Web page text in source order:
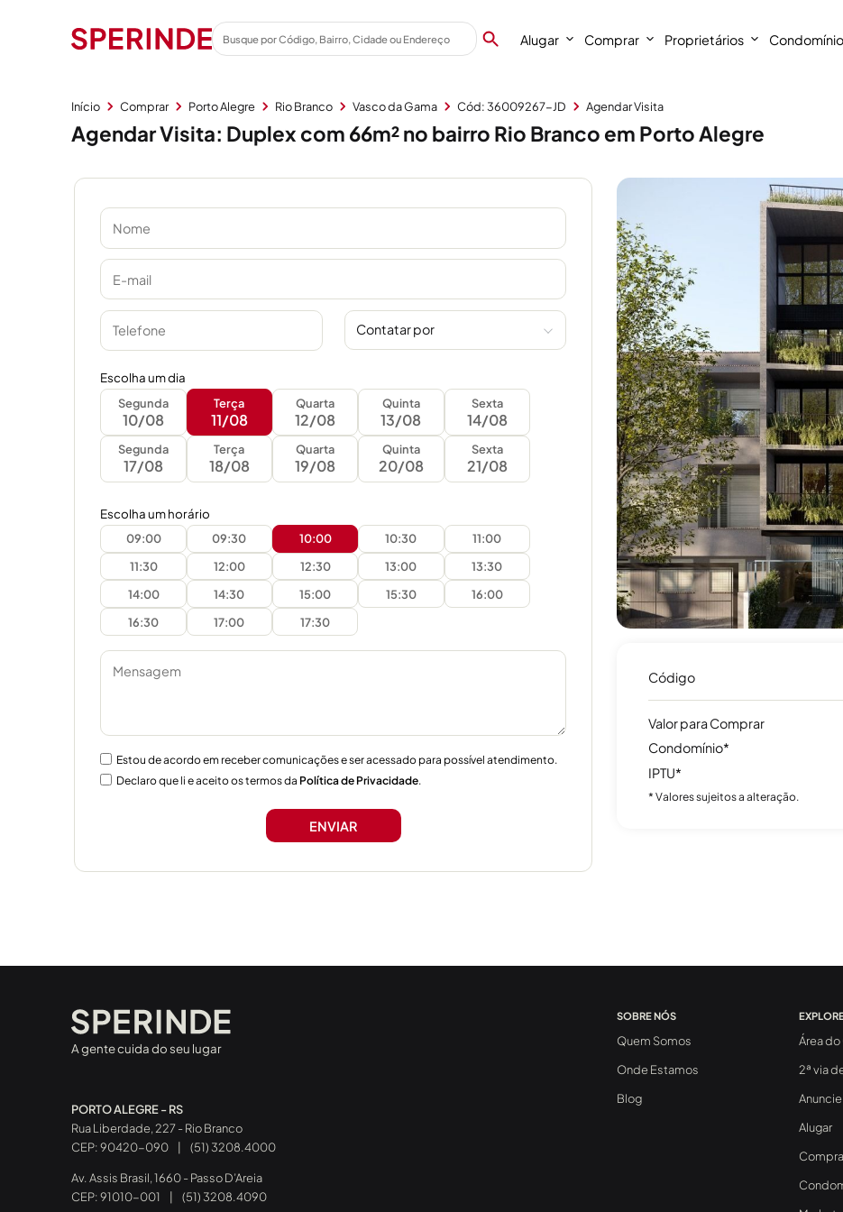
Alugar Comprar Proprietários
Início Comprar Porto Alegre Rio Branco Vasco da Gama Cód: 36009267-JD Agendar Visita
Agendar Visita: Duplex com 66m² no bairro Rio Branco em Porto Alegre
Contatar por
Escolha um dia
Segunda
10/08
Terça
11/08
Quarta
12/08
Quinta
13/08
Sexta
14/08
Segunda
17/08
Terça
18/08
Quarta
19/08
Quinta
20/08
Sexta
21/08
Escolha um horário
09:00 09:30 10:00 10:30
11:00
11:30
12:00 12:30 13:00
13:30
14:00
14:30 15:00 15:30
16:00
16:30
17:00 17:30
Estou de acordo em receber comunicações e ser acessado para possível atendimento.
Declaro que li e aceito os termos da Política de Privacidade.
Código
Valor para Comprar
Condomínio*
IPTU*
* Valores sujeitos a alteração.
A gente cuida do seu lugar
PORTO ALEGRE - RS
Rua Liberdade, 227 - Rio Branco
CEP: 90420-090
(51) 3208.4000
Av. Assis Brasil, 1660 - Passo D’Areia
CEP: 91010-001
(51) 3208.4090
SOBRE NÓS
Quem Somos
Onde Estamos
Blog
Área
2ª via
Alugar